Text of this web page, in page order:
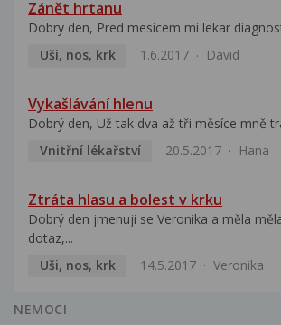
Zánět hrtanu
Dobry den, Pred mesicem mi lekar
Uši, nos, krk
1.6.2017 David
Vykašlávání hlenu
Dobrý den, Už tak dva až tři měsíce mně
Vnitřní lékařství
20.5.2017 Hana
Ztráta hlasu a bolest v krku
Dobrý den jmenuji se Veronika a měla
dotaz,...
Uši, nos, krk
14.5.2017 Veronika
NEMOCI